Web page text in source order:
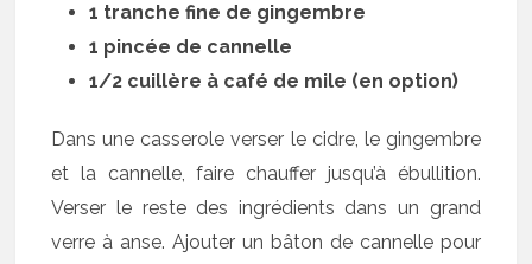
1 tranche fine de gingembre
1 pincée de cannelle
1/2 cuillère à café de mile (en option)
Dans une casserole verser le cidre, le gingembre
et la cannelle, faire chauffer jusqu’à ébullition.
Verser le reste des ingrédients dans un grand
verre à anse. Ajouter un bâton de cannelle pour